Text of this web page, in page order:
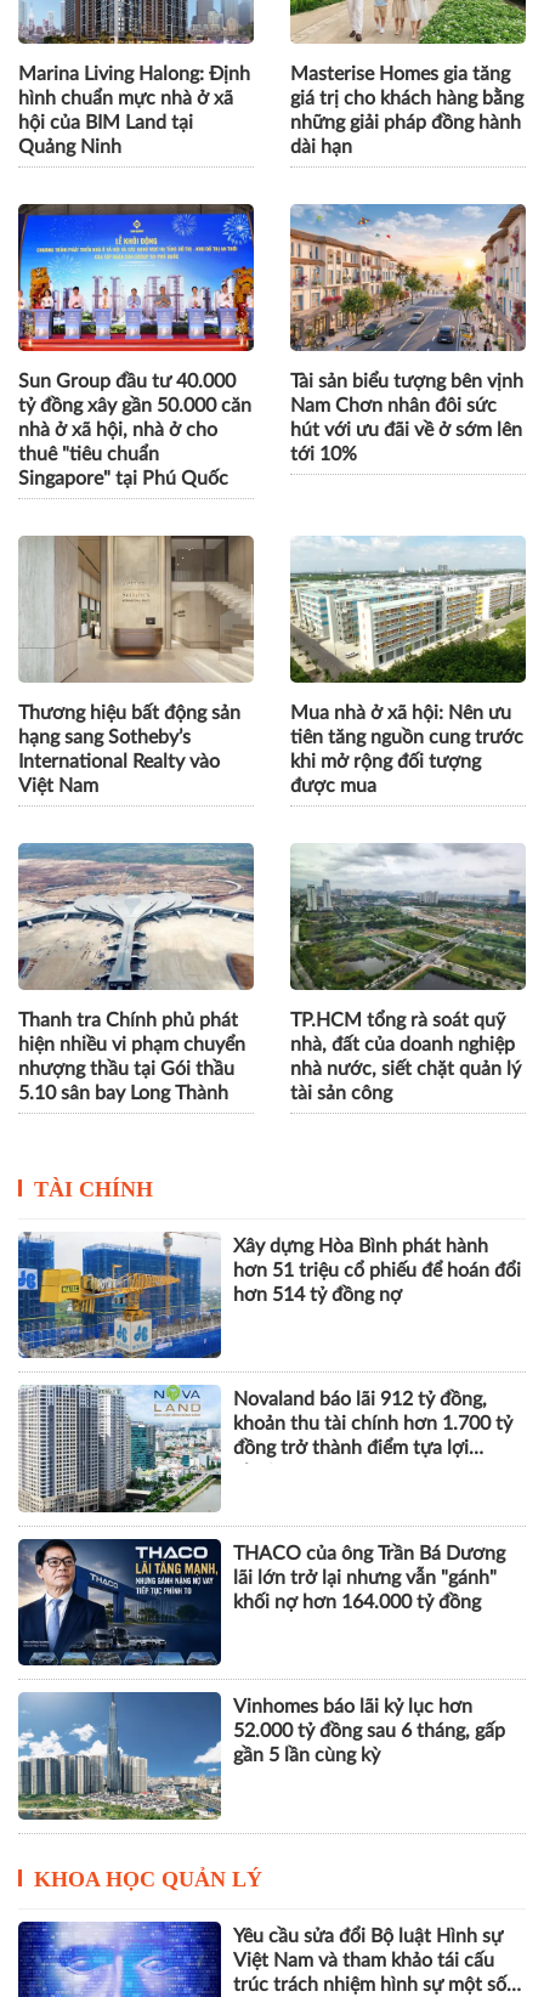
Marina Living Halong: Định
hình chuẩn mực nhà ở xã
hội của BIM Land tại
Quảng Ninh
Masterise Homes gia tăng
giá trị cho khách hàng bằng
những giải pháp đồng hành
dài hạn
Sun Group đầu tư 40.000
tỷ đồng xây gần 50.000 căn
nhà ở xã hội, nhà ở cho
thuê "tiêu chuẩn
Singapore" tại Phú Quốc
Tài sản biểu tượng bên vịnh
Nam Chơn nhân đôi sức
hút với ưu đãi về ở sớm lên
tới 10%
Thương hiệu bất động sản
hạng sang Sotheby’s
International Realty vào
Việt Nam
Mua nhà ở xã hội: Nên ưu
tiên tăng nguồn cung trước
khi mở rộng đối tượng
được mua
Thanh tra Chính phủ phát
nhượng thầu tại Gói thầu
5.10 sân bay Long Thành
nhà nước, siết chặt quản lý
tài sản công
TÀI CHÍNH
Xây dựng Hòa Bình phát hành
hơn 51 triệu cổ phiếu để hoán đổi
hơn 514 tỷ đồng nợ
Novaland báo lãi 912 tỷ đồng,
khoản thu tài chính hơn 1.700 tỷ
đồng trở thành điểm tựa lợi
THACO của ông Trần Bá Dương
lãi lớn trở lại nhưng vẫn "gánh"
khối nợ hơn 164.000 tỷ đồng
Vinhomes báo lãi kỷ lục hơn